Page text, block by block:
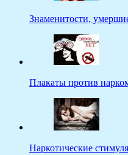
Знаменитости,
Плакаты против
Наркотические